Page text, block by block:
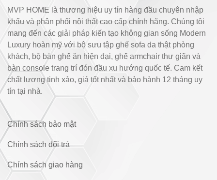
MVP HOME là thương hiệu uy tín hàng đầu chuyên nhập
khẩu và phân phối nội thất cao cấp chính hãng. Chúng tôi
mang đến các giải pháp kiến tạo không gian sống Modern
Luxury hoàn mỹ với bộ sưu tập ghế sofa da thật phòng
khách, bộ bàn ghế ăn hiện đại, ghế armchair thư giãn và
bàn console trang trí đón đầu xu hướng quốc tế. Cam kết
chất lượng tinh xảo, giá tốt nhất và bảo hành 12 tháng uy
tín tại nhà.
Chính sách bảo mật
Chính sách đổi trả
Chính sách giao hàng